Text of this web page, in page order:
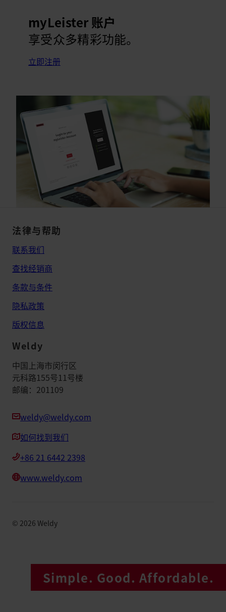
myLeister 账户
享受众多精彩功能。
立即注册
法律与帮助
联系我们
查找经销商
条款与条件
隐私政策
版权信息
Weldy
中国上海市闵行区
元科路155号11号楼
邮编：201109
weldy@weldy.com
如何找到我们
+86 21 6442 2398
www.weldy.com
© 2026 Weldy
Simple. Good. Affordable.